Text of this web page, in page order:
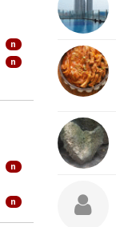
n
n
n
n